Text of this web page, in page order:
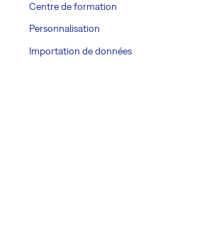
Centre de formation
Personnalisation
Importation de données